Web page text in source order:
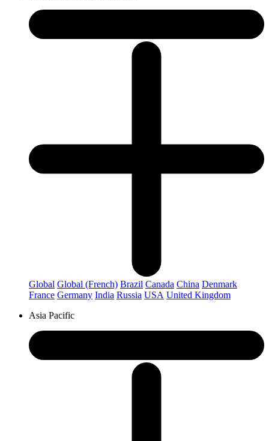
Global Global (French) Brazil Canada China Denmark
France Germany India Russia USA United Kingdom
Asia Pacific